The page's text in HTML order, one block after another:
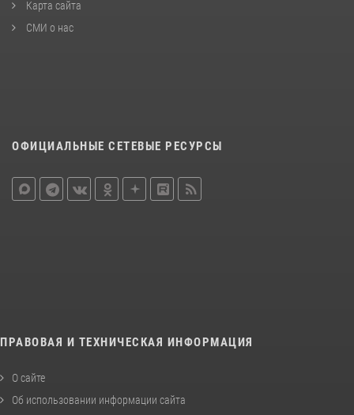
Карта сайта
СМИ о нас
ОФИЦИАЛЬНЫЕ СЕТЕВЫЕ РЕСУРСЫ
ПРАВОВАЯ И ТЕХНИЧЕСКАЯ ИНФОРМАЦИЯ
О сайте
Об использовании информации сайта